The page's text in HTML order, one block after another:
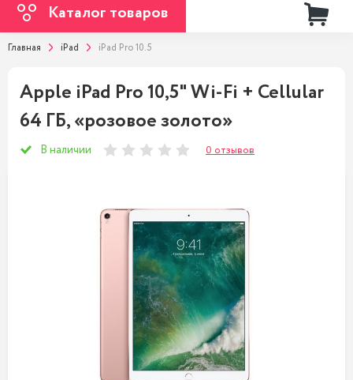
Каталог товаров
Главная iPad iPad Pro 10.5
Apple iPad Pro 10,5" Wi-Fi + Cellular
64 ГБ, «розовое золото»
В наличии 0 отзывов